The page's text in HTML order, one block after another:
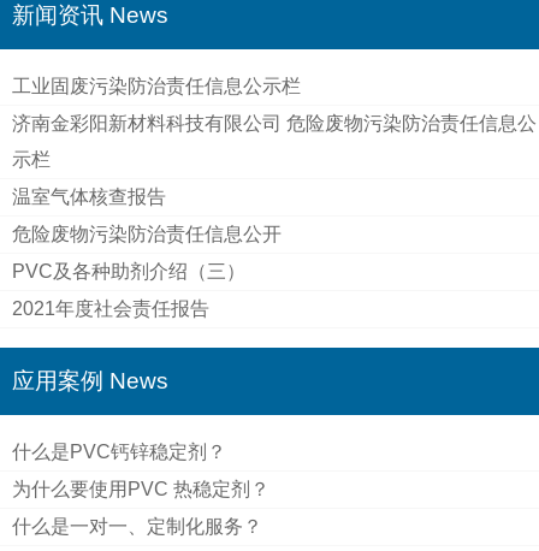
新闻资讯 News
工业固废污染防治责任信息公示栏
济南金彩阳新材料科技有限公司 危险废物污染防治责任信息公
示栏
温室气体核查报告
危险废物污染防治责任信息公开
PVC及各种助剂介绍（三）
2021年度社会责任报告
应用案例 News
什么是PVC钙锌稳定剂？
为什么要使用PVC 热稳定剂？
什么是一对一、定制化服务？